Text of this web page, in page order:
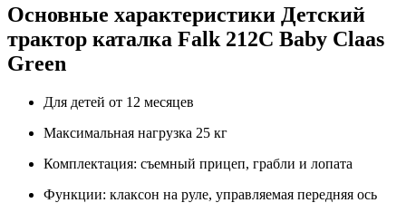
Основные характеристики Детский
трактор каталка Falk 212C Baby Claas
Green
Для детей от 12 месяцев
Максимальная нагрузка 25 кг
Комплектация: съемный прицеп, грабли и лопата
Функции: клаксон на руле, управляемая передняя ось